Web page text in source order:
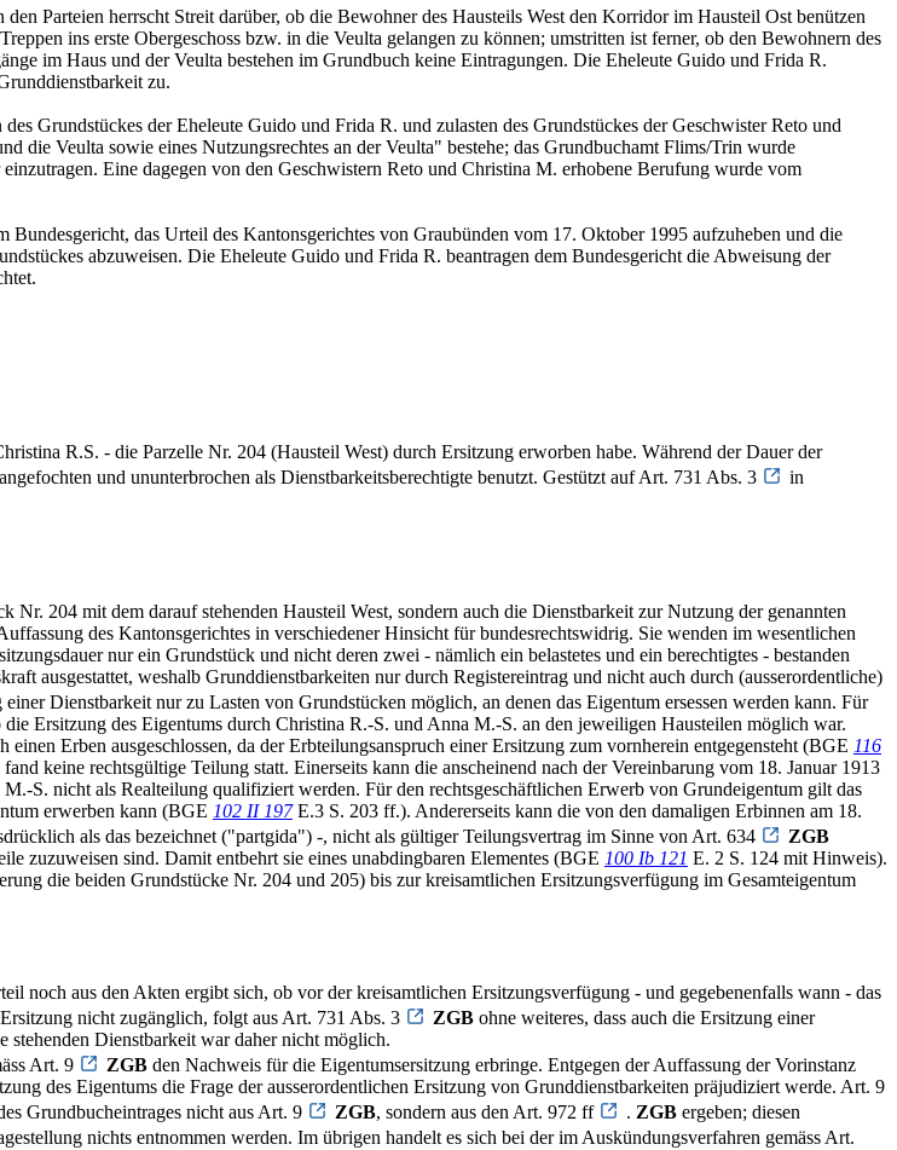
Parteien herrscht Streit darüber, ob die Bewohner des Hausteils West den Korridor im Hausteil Ost benützen
ins erste Obergeschoss bzw. in die Veulta gelangen zu können; umstritten ist ferner, ob den Bewohnern des
im Haus und der Veulta bestehen im Grundbuch keine Eintragungen. Die Eheleute Guido und Frida R.
zu.
Grundstückes der Eheleute Guido und Frida R. und zulasten des Grundstückes der Geschwister Reto und
die Veulta sowie eines Nutzungsrechtes an der Veulta" bestehe; das Grundbuchamt Flims/Trin wurde
Eine dagegen von den Geschwistern Reto und Christina M. erhobene Berufung wurde vom
das Urteil des Kantonsgerichtes von Graubünden vom 17. Oktober 1995 aufzuheben und die
abzuweisen. Die Eheleute Guido und Frida R. beantragen dem Bundesgericht die Abweisung der
R.S. - die Parzelle Nr. 204 (Hausteil West) durch Ersitzung erworben habe. Während der Dauer der
und ununterbrochen als Dienstbarkeitsberechtigte benutzt. Gestützt auf Art. 731 Abs. 3
in
204 mit dem darauf stehenden Hausteil West, sondern auch die Dienstbarkeit zur Nutzung der genannten
des Kantonsgerichtes in verschiedener Hinsicht für bundesrechtswidrig. Sie wenden im wesentlichen
nur ein Grundstück und nicht deren zwei - nämlich ein belastetes und ein berechtigtes - bestanden
ausgestattet, weshalb Grunddienstbarkeiten nur durch Registereintrag und nicht auch durch (ausserordentliche)
Dienstbarkeit nur zu Lasten von Grundstücken möglich, an denen das Eigentum ersessen werden kann. Für
Ersitzung des Eigentums durch Christina R.-S. und Anna M.-S. an den jeweiligen Hausteilen möglich war.
Erben ausgeschlossen, da der Erbteilungsanspruch einer Ersitzung zum vornherein entgegensteht (BGE 116
keine rechtsgültige Teilung statt. Einerseits kann die anscheinend nach der Vereinbarung vom 18. Januar 1913
S. nicht als Realteilung qualifiziert werden. Für den rechtsgeschäftlichen Erwerb von Grundeigentum gilt das
erwerben kann (BGE 102 II 197E.3 S. 203 ff.). Andererseits kann die von den damaligen Erbinnen am 18.
als das bezeichnet ("partgida") -, nicht als gültiger Teilungsvertrag im Sinne von Art. 634
ZGB
zuzuweisen sind. Damit entbehrt sie eines unabdingbaren Elementes (BGE 100 Ib 121 E. 2 S. 124 mit Hinweis).
die beiden Grundstücke Nr. 204 und 205) bis zur kreisamtlichen Ersitzungsverfügung im Gesamteigentum
noch aus den Akten ergibt sich, ob vor der kreisamtlichen Ersitzungsverfügung - und gegebenenfalls wann - das
nicht zugänglich, folgt aus Art. 731 Abs. 3
ZGB ohne weiteres, dass auch die Ersitzung einer
stehenden Dienstbarkeit war daher nicht möglich.
Art. 9
ZGB den Nachweis für die Eigentumsersitzung erbringe. Entgegen der Auffassung der Vorinstanz
des Eigentums die Frage der ausserordentlichen Ersitzung von Grunddienstbarkeiten präjudiziert werde. Art. 9
Grundbucheintrages nicht aus Art. 9 ZGB, sondern aus den Art. 972 ff . ZGB ergeben; diesen
nichts entnommen werden. Im übrigen handelt es sich bei der im Auskündungsverfahren gemäss Art.